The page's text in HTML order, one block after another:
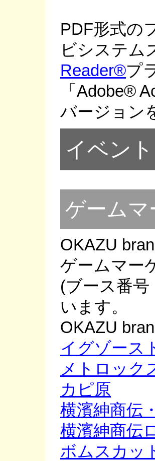
PDF形式の
ビシステム
Reader®プ
「Adobe®
バージョン
イベン
ゲームマ
OKAZU
ゲームマー
(ブース番
います。
OKAZU
イグゾース
メトロック
カピ原
横濱紳商伝
横濱紳商伝
ボムスカッ